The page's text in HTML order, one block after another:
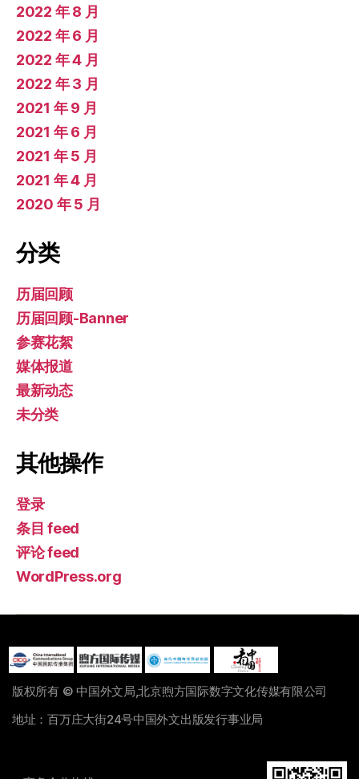
2022 年 8 月
2022 年 6 月
2022 年 4 月
2022 年 3 月
2021 年 9 月
2021 年 6 月
2021 年 5 月
2021 年 4 月
2020 年 5 月
分类
历届回顾
历届回顾-Banner
参赛花絮
媒体报道
最新动态
未分类
其他操作
登录
条目 feed
评论 feed
WordPress.org
版权所有 © 中国外文局,北京煦方国际数字文化传媒有限公司
地址：百万庄大街24号中国外文出版发行事业局